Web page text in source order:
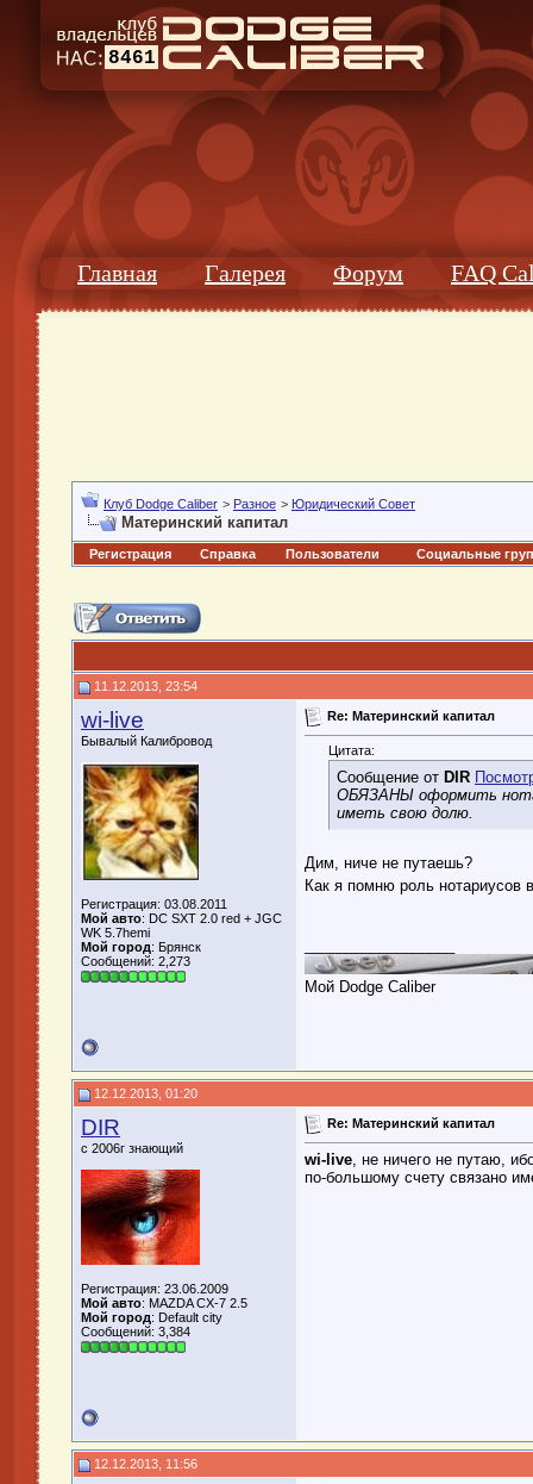
8461
Главная Галерея Форум FAQ
Клуб Dodge Caliber > Разное > Юридический Совет
Материнский капитал
Регистрация Справка Пользователи Социальные
11.12.2013, 23:54
wi-live
Бывалый Калибровод
Регистрация: 03.08.2011
Мой авто: DC SXT 2.0 red + JGC
WK 5.7hemi
Мой город: Брянск
Сообщений: 2,273
Re: Материнский капитал
Цитата:
Сообщение от DIR
ОБЯЗАНЫ оформить
иметь свою долю.
Дим, ниче не путаешь?
Как я помню роль
Мой Dodge Caliber
12.12.2013, 01:20
DIR
с 2006г знающий
Регистрация: 23.06.2009
Мой авто: MAZDA CX-7 2.5
Мой город: Default city
Сообщений: 3,384
Re: Материнский капитал
wi-live, не ничего не путаю,
по-большому счету связано
12.12.2013, 11:56